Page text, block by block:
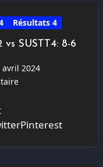
Résultats 4
SUSTT4: 8-6
avril 2024